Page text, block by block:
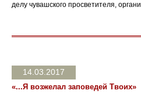
делу чувашского просветителя,
14.03.2017
«...Я возжелал заповедей Твоих»